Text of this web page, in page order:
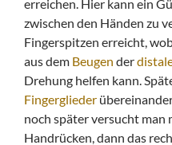
erreichen. Hier kann ein
zwischen den Händen zu
Fingerspitzen erreicht,
aus dem Beugen der
Drehung helfen kann.
Fingerglieder
noch später versucht man
Handrücken, dann das